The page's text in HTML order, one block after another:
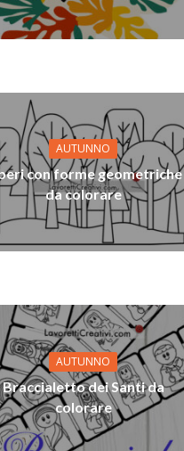
AUTUNNO
con forme geometriche
da colorare
AUTUNNO
Braccialetto dei Santi da
colorare